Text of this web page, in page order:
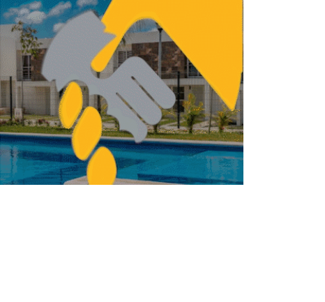
Tramo 1 del Tren Maya conectará con el
Corredor Interoceánico